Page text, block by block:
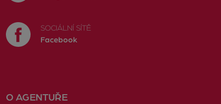
SOCIÁLNÍ SÍTĚ
Facebook
O AGENTUŘE